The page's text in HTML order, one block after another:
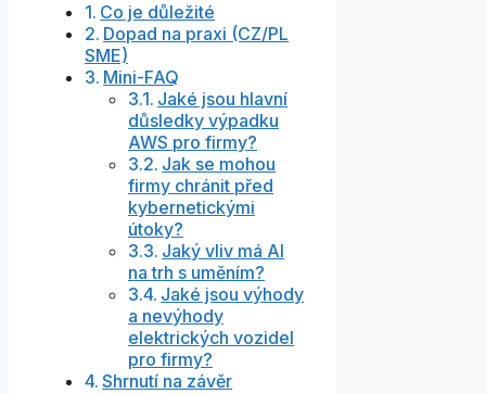
Co je důležité
Dopad na praxi (CZ/PL
SME)
Mini-FAQ
Jaké jsou hlavní
důsledky výpadku
AWS pro firmy?
Jak se mohou
firmy chránit před
kybernetickými
útoky?
Jaký vliv má AI
na trh s uměním?
Jaké jsou výhody
a nevýhody
elektrických vozidel
pro firmy?
Shrnutí na závěr